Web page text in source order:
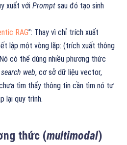
xuất với Prompt sau đó tạo sinh
RAG”: Thay vì chỉ trích xuất
lập một vòng lặp: (trích xuất thông
có thể dùng nhiều phương thức
search web, cơ sở dữ liệu vector,
tìm thấy thông tin cần tìm nó tự
lại quy trình.
thức (multimodal)